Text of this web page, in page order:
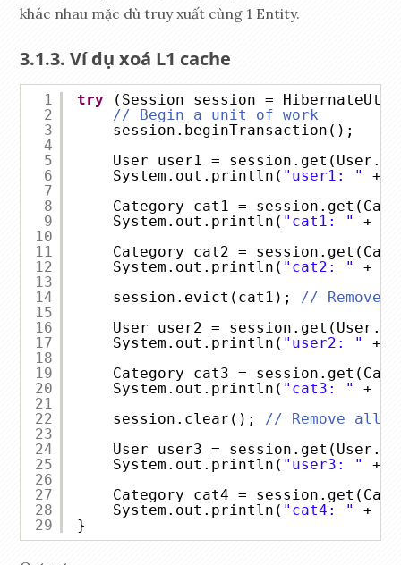
khác nhau mặc dù truy xuất cùng 1 Entity.
Ví dụ xoá L1 cache
1
2
3
4
5
6
7
8
9
10
11
12
13
14
15
16
17
18
19
20
21
22
23
24
25
26
27
28
29
try
(Session session =
// Begin a unit of work
session.beginTransaction();
User user1 = session.get(User.
System.out.println( "user1: "
+
Category cat1 =
System.out.println( "cat1: "
+
Category cat2 =
System.out.println( "cat2: "
+
session.evict(cat1); // Remove
User user2 = session.get(User.
System.out.println( "user2: "
+
Category cat3 =
System.out.println( "cat3: "
+
session.clear(); // Remove all
User user3 = session.get(User.
System.out.println( "user3: "
+
Category cat4 =
System.out.println( "cat4: "
+
}